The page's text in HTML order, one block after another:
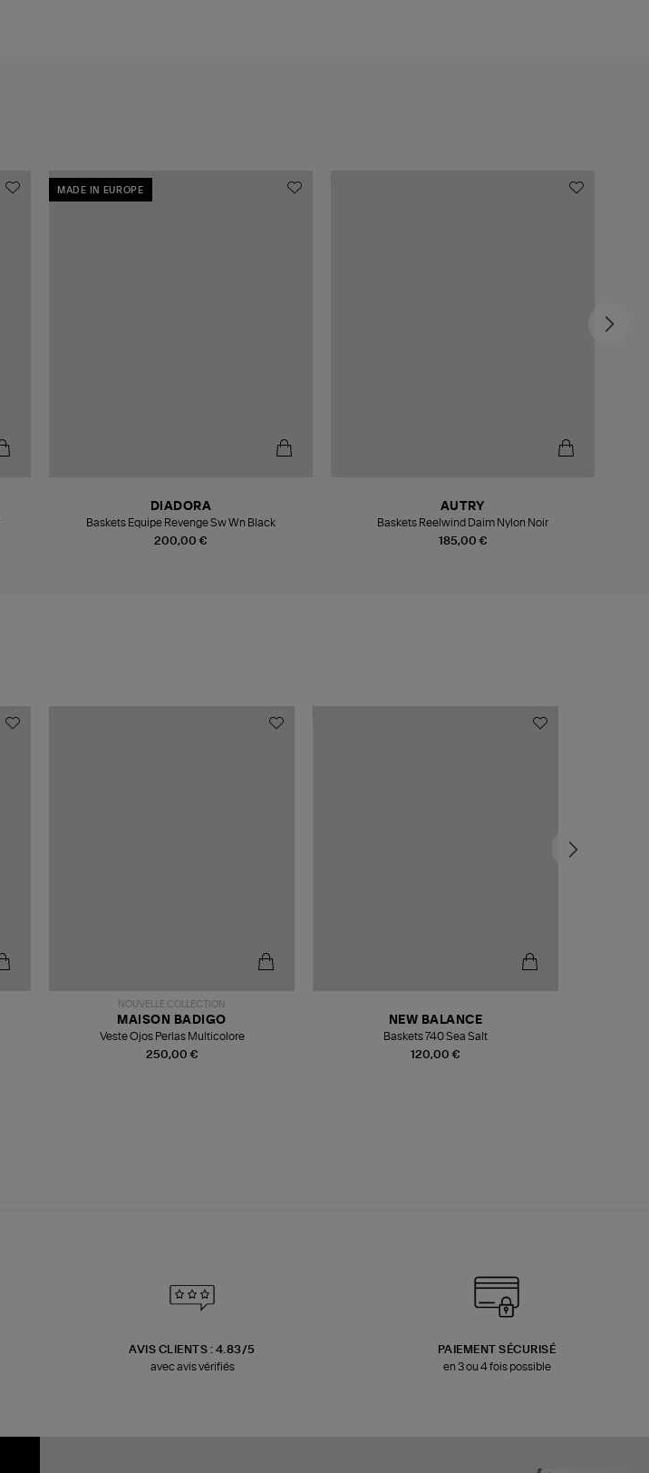
MADE IN EUROPE
200,00 €
DIADORA
Baskets Equipe Revenge Sw Wn Black
185,00 €
AUTRY
Baskets Reelwind Daim Nylon Noir
NOUVELLE COLLECTION
250,00 €
MAISON BADIGO
Veste Ojos Perlas Multicolore
120,00 €
NEW BALANCE
Baskets 740 Sea Salt
AVIS CLIENTS : 4.83/5
avec avis vérifiés
PAIEMENT SÉCURISÉ
en 3 ou 4 fois possible